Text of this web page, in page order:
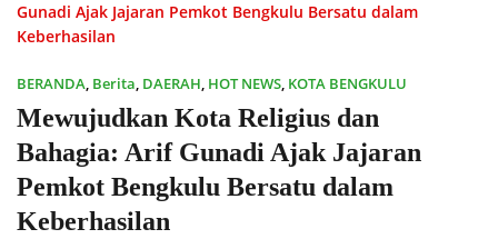
Gunadi Ajak Jajaran Pemkot Bengkulu Bersatu dalam
Keberhasilan
BERANDA, Berita, DAERAH, HOT NEWS, KOTA BENGKULU
Mewujudkan Kota Religius dan
Bahagia: Arif Gunadi Ajak Jajaran
Pemkot Bengkulu Bersatu dalam
Keberhasilan